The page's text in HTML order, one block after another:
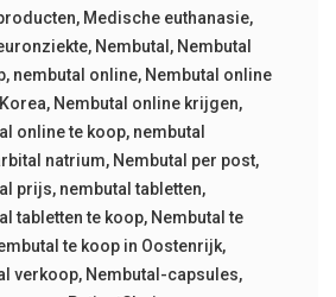
, Medische euthanasie,
, Nembutal , Nembutal
, nembutal online, Nembutal online
, Nembutal online krijgen,
online te koop, nembutal
natrium, Nembutal per post,
prijs, nembutal tabletten,
tabletten te koop, Nembutal te
te koop in Oostenrijk,
verkoop, Nembutal-capsules,